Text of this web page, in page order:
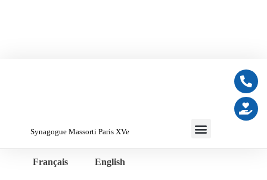
Synagogue Massorti Paris XVe
Français English